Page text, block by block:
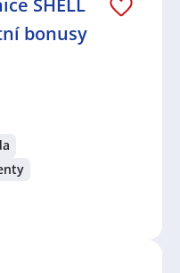
s.r.o.,První
ČR spol. s r.o.
Service a.s.
SHELL
bonusy